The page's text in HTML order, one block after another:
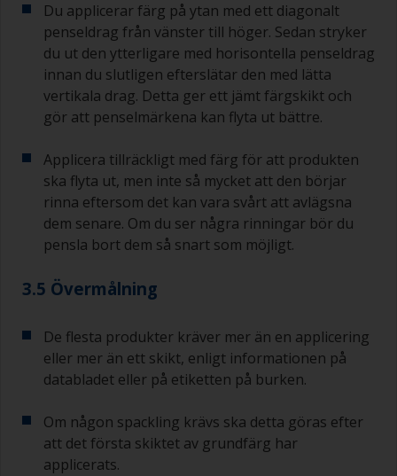
Du applicerar färg på ytan med ett diagonalt
penseldrag från vänster till höger. Sedan stryker
du ut den ytterligare med horisontella penseldrag
innan du slutligen efterslätar den med lätta
vertikala drag. Detta ger ett jämt färgskikt och
gör att penselmärkena kan flyta ut bättre.
Applicera tillräckligt med färg för att produkten
ska flyta ut, men inte så mycket att den börjar
rinna eftersom det kan vara svårt att avlägsna
dem senare. Om du ser några rinningar bör du
pensla bort dem så snart som möjligt.
3.5 Övermålning
De flesta produkter kräver mer än en applicering
eller mer än ett skikt, enligt informationen på
databladet eller på etiketten på burken.
Om någon spackling krävs ska detta göras efter
att det första skiktet av grundfärg har
applicerats.